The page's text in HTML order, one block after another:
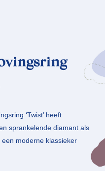
‘Twist’ heeft
sprankelende diamant als
moderne klassieker